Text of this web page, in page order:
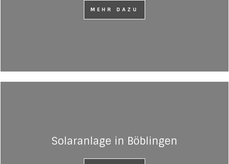
MEHR DAZU
Solaranlage in Böblingen